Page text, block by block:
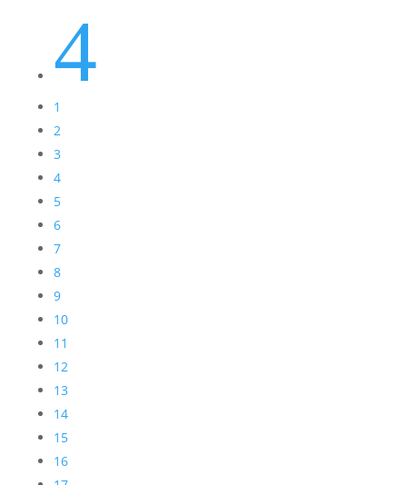
4
1
2
3
4
5
6
7
8
9
10
11
12
13
14
15
16